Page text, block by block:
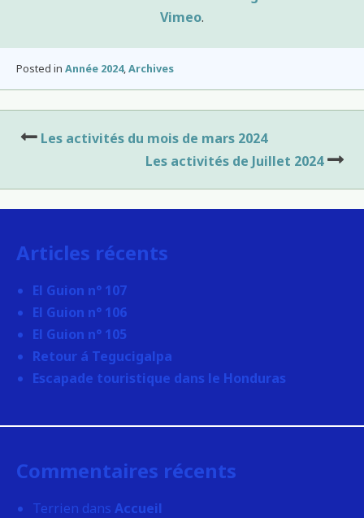
Vimeo.
Posted in Année 2024,Archives
Navigation
Les activités du mois de mars 2024
Les activités de Juillet 2024
Articles récents
El Guion n° 107
El Guion n° 106
El Guion n° 105
Retour á Tegucigalpa
Escapade touristique dans le Honduras
Commentaires récents
Terrien dans Accueil